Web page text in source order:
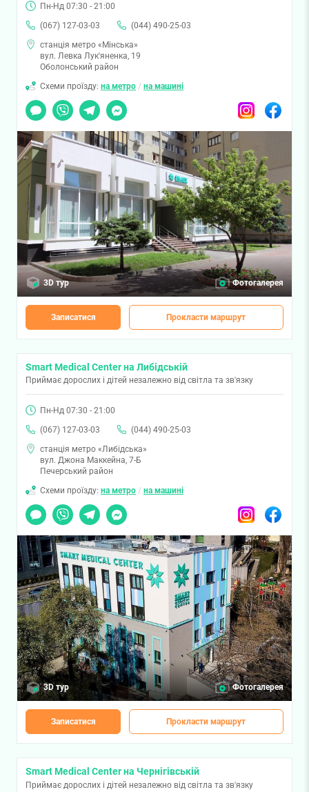
Пн-Нд 07:30 - 21:00
(067) 127-03-03
(044) 490-25-03
станція метро «Мінська»
вул. Левка Лук'яненка, 19
Оболонський район
Схеми проїзду: на метро / на машині
Чат
Viber TelegramMessenger InstagramFacebook
3D тур Фотогалерея
Записатися Прокласти маршрут
Smart Medical Center на Либідській
Приймає дорослих і дітей незалежно від світла та зв'язку
Пн-Нд 07:30 - 21:00
(067) 127-03-03
(044) 490-25-03
станція метро «Либідська»
вул. Джона Маккейна, 7-Б
Печерський район
Схеми проїзду: на метро / на машині
Чат
Viber TelegramMessenger InstagramFacebook
3D тур Фотогалерея
Записатися Прокласти маршрут
Smart Medical Center на Чернігівській
Приймає дорослих і дітей незалежно від світла та зв'язку